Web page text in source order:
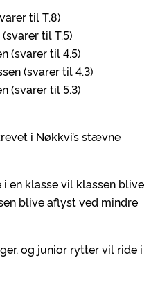
til T.8)
til T.5)
(svarer til 4.5)
(svarer til 4.3)
(svarer til 5.3)
i Nøkkvi’s stævne
en klasse vil klassen blive
blive aflyst ved mindre
og junior rytter vil ride i